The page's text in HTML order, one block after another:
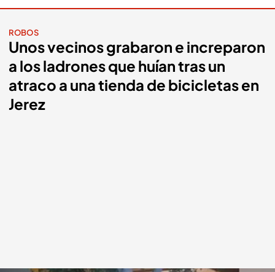
ROBOS
Unos vecinos grabaron e increparon
a los ladrones que huían tras un
atraco a una tienda de bicicletas en
Jerez